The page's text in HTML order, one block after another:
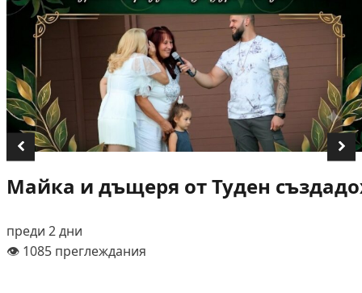
Майка и дъщеря от Туден
преди 2 дни
👁️ 1085 преглеждания